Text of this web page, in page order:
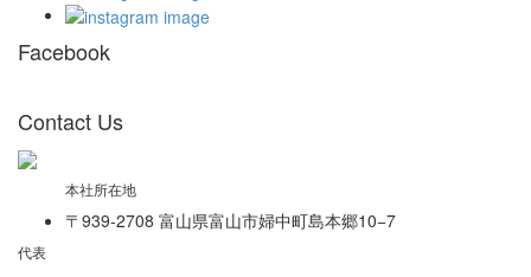
Facebook
Contact Us
本社所在地
〒939-2708 富山県富山市婦中町島本郷10−7
代表